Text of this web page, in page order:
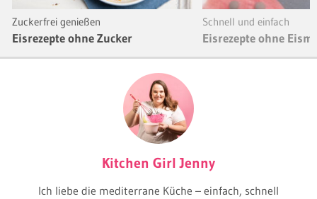
Zuckerfrei genießen
Eisrezepte ohne Zucker
Schnell und einfach
Eisrezepte ohne
Kitchen Girl Jenny
Ich liebe die mediterrane Küche – einfach, schnell